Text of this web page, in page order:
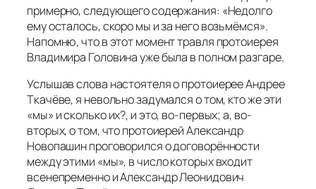
примерно, следующего содержания: «Недолго
ему осталось, скоро мы и за него возьмёмся».
Напомню, что в этот момент травля протоиерея
Владимира Головина уже была в полном разгаре.
Услышав слова настоятеля о протоиерее Андрее
Ткачёве, я невольно задумался о том, кто же эти
«мы» и сколько их?, и это, во-первых; а, во-
вторых, о том, что протоиерей Александр
Новопашин проговорился о договорённости
между этими «мы», в число которых входит
всенепременно и Александр Леонидович